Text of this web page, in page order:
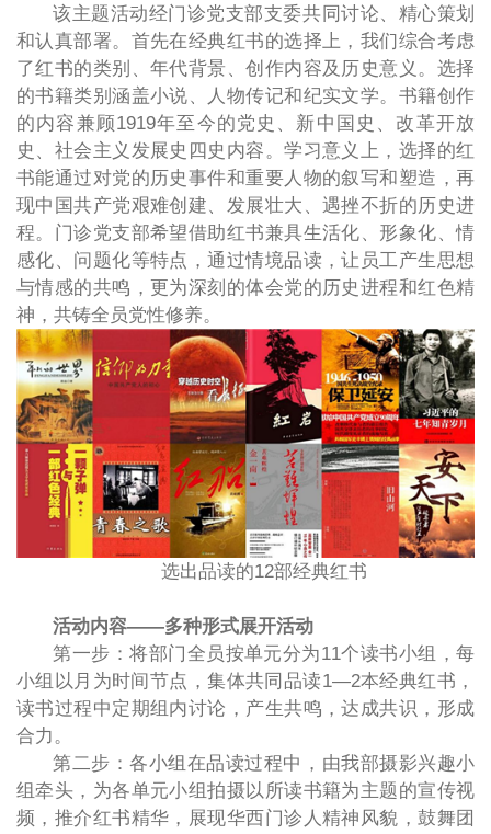
该主题活动经门诊党支部支委共同讨论、精心策划
和认真部署。首先在经典红书的选择上，我们综合考虑
了红书的类别、年代背景、创作内容及历史意义。选择
的书籍类别涵盖小说、人物传记和纪实文学。书籍创作
的内容兼顾1919年至今的党史、新中国史、改革开放
史、社会主义发展史四史内容。学习意义上，选择的红
书能通过对党的历史事件和重要人物的叙写和塑造，再
现中国共产党艰难创建、发展壮大、遇挫不折的历史进
程。门诊党支部希望借助红书兼具生活化、形象化、情
感化、问题化等特点，通过情境品读，让员工产生思想
与情感的共鸣，更为深刻的体会党的历史进程和红色精
神，共铸全员党性修养。
选出品读的12部经典红书
活动内容——多种形式展开活动
第一步：将部门全员按单元分为11个读书小组，每
小组以月为时间节点，集体共同品读1—2本经典红书，
读书过程中定期组内讨论，产生共鸣，达成共识，形成
合力。
第二步：各小组在品读过程中，由我部摄影兴趣小
组牵头，为各单元小组拍摄以所读书籍为主题的宣传视
频，推介红书精华，展现华西门诊人精神风貌，鼓舞团